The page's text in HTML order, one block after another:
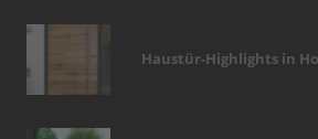
Haustür-Highlights in